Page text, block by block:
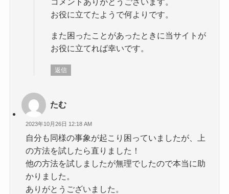
お役に立てたようで何よりです。
また困ったことがあったときに当サイトが
お役に立てれば幸いです。
返信
たむ
2023年10月26日 12:18 AM
自分も同様の事象が起こり困っていましたが、上
の方法を試したら直りました！
他の方法を試しましたが無理でしたので本当に助
かりました。
ありがとうございました。